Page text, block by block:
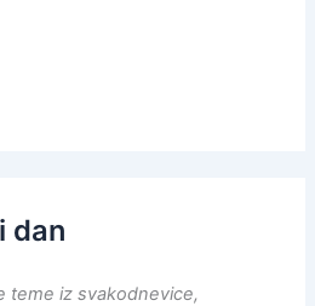
dan
teme iz svakodnevice,